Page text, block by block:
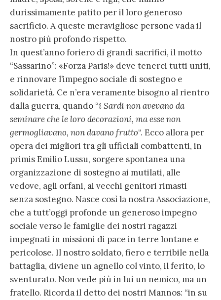
durissimamente patito per il loro generoso
sacrificio. A queste meravigliose persone vada il
nostro più profondo rispetto.
In quest’anno foriero di grandi sacrifici, il motto
“Sassarino”: «Forza Paris!» deve tenerci tutti uniti,
e rinnovare l’impegno sociale di sostegno e
solidarietà. Ce n’era veramente bisogno al rientro
dalla guerra, quando “i Sardi non avevano da
seminare che le loro decorazioni, ma esse non
germogliavano, non davano frutto“. Ecco allora per
opera dei migliori tra gli ufficiali combattenti, in
primis Emilio Lussu, sorgere spontanea una
organizzazione di sostegno ai mutilati, alle
vedove, agli orfani, ai vecchi genitori rimasti
senza sostegno. Nasce così la nostra Associazione,
che a tutt’oggi profonde un generoso impegno
sociale verso le famiglie dei nostri ragazzi
impegnati in missioni di pace in terre lontane e
pericolose. Il nostro soldato, fiero e terribile nella
battaglia, diviene un agnello col vinto, il ferito, lo
sventurato. Non vede più in lui un nemico, ma un
fratello. Ricorda il detto dei nostri Mannos: “in su